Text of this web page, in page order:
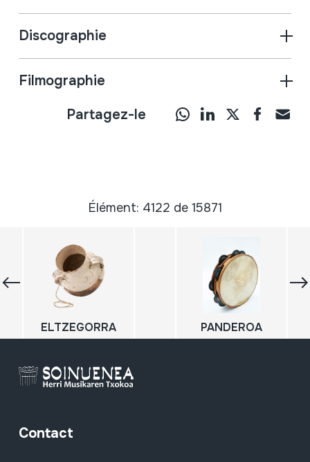
Discographie
Filmographie
Partagez-le
Élément: 4122 de 15871
ELTZEGORRA PANDEROA
Contact